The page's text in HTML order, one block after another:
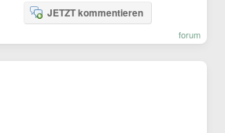
JETZT kommentieren
forum